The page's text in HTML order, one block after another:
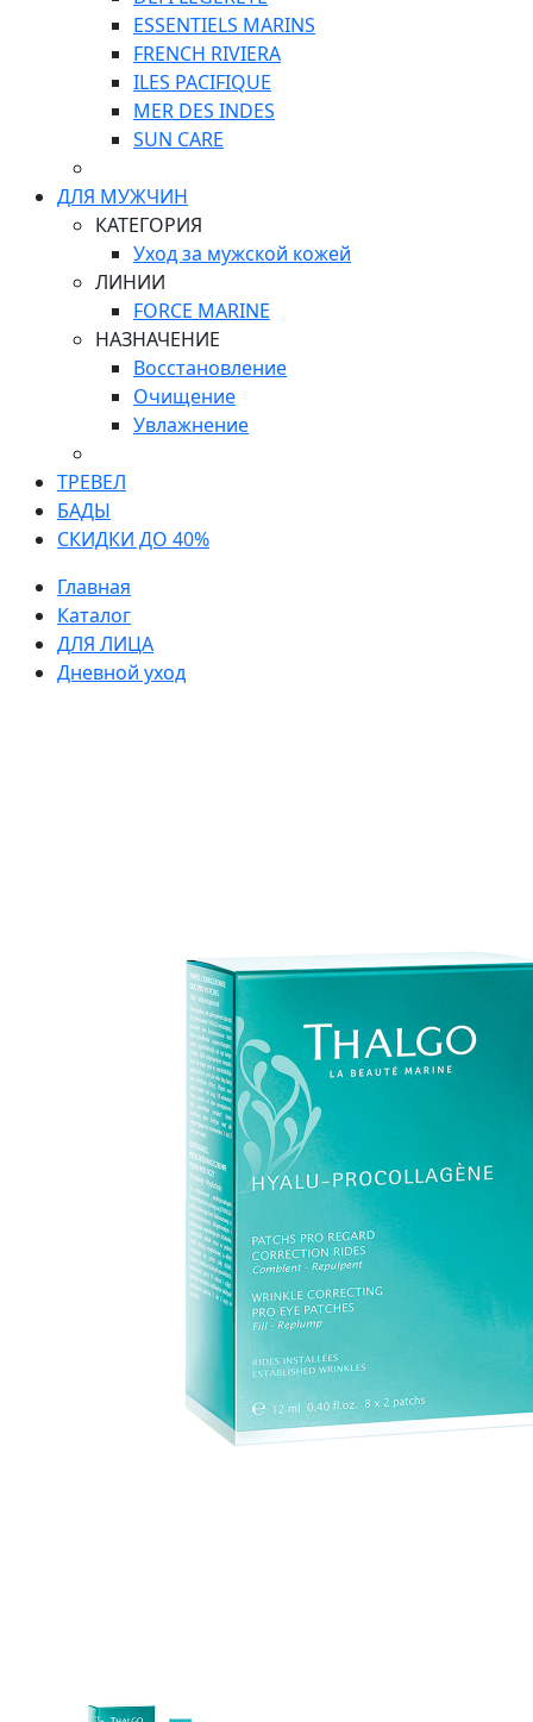
ESSENTIELS MARINS
FRENCH RIVIERA
ILES PACIFIQUE
MER DES INDES
SUN CARE
ДЛЯ МУЖЧИН
КАТЕГОРИЯ
Уход за мужской кожей
ЛИНИИ
FORCE MARINE
НАЗНАЧЕНИЕ
Восстановление
Очищение
Увлажнение
ТРЕВЕЛ
БАДЫ
СКИДКИ ДО 40%
Главная
Каталог
ДЛЯ ЛИЦА
Дневной уход